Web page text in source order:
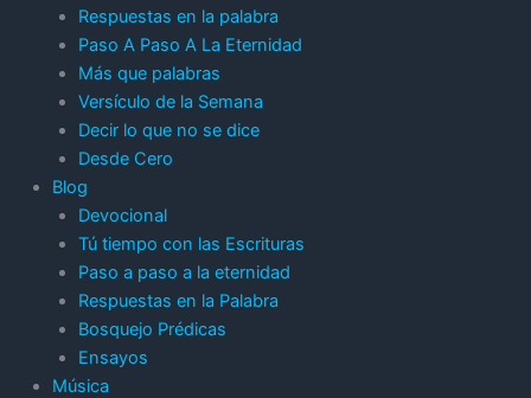
Respuestas en la palabra
Paso A Paso A La Eternidad
Más que palabras
Versículo de la Semana
Decir lo que no se dice
Desde Cero
Blog
Devocional
Tú tiempo con las Escrituras
Paso a paso a la eternidad
Respuestas en la Palabra
Bosquejo Prédicas
Ensayos
Música